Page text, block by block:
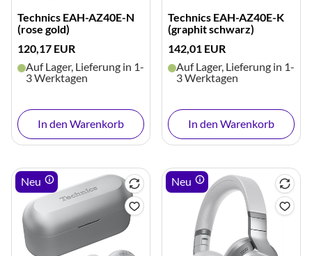
Technics EAH-AZ40E-N
(rose gold)
120,17 EUR
Auf Lager, Lieferung in 1-
3 Werktagen
In den Warenkorb
Technics EAH-AZ40E-K
(graphit schwarz)
142,01 EUR
Auf Lager, Lieferung in 1-
3 Werktagen
In den Warenkorb
Neu Neu